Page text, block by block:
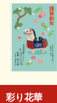
彩り花華